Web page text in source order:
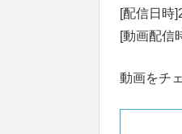
[配信日時
[動画配信
動画をチ